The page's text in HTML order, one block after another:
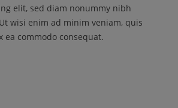
elit, sed diam nonummy nibh
wisi enim ad minim veniam, quis
commodo consequat.